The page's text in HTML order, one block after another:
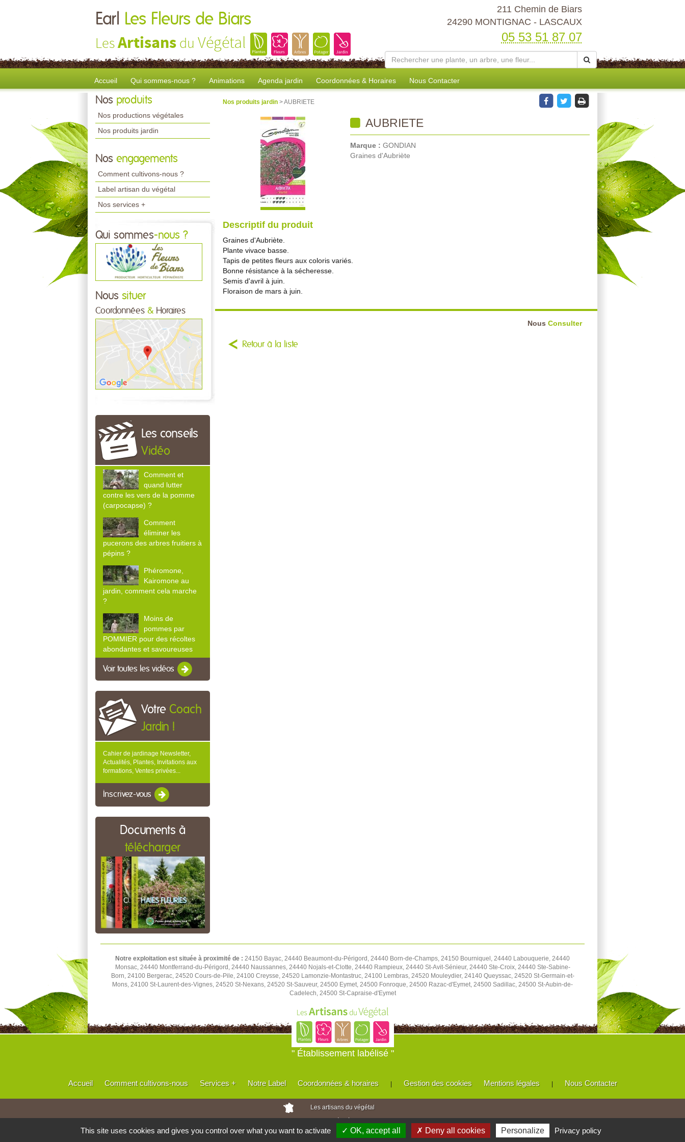
Earl Les Fleurs de Biars
LesArtisans du Végétal
211 Chemin de Biars
24290 MONTIGNAC - LASCAUX
05 53 51 87 07
Accueil Qui sommes-nous ? Animations Agenda jardin Coordonnées & Horaires Nous Contacter
Nos produits
Nos productions végétales
Nos produits jardin
Nos engagements
Comment cultivons-nous ?
Label artisan du végétal
Nos services +
Qui sommes-nous ?
Nous situer
Coordonnées & Horaires
Les conseils
Vidéo
Comment et
quand lutter
contre les vers de la pomme
(carpocapse) ?
Comment
éliminer les
pucerons des arbres fruitiers à
pépins ?
Phéromone,
Kairomone au
jardin, comment cela marche
?
Moins de
pommes par
POMMIER pour des récoltes
abondantes et savoureuses
Voir toutes les vidéos
Votre Coach
Jardin !
Cahier de jardinage Newsletter,
Actualités, Plantes, Invitations aux
formations, Ventes privées...
Inscrivez-vous
Documents à
télécharger
Nos produits jardin > AUBRIETE
AUBRIETE
Marque : GONDIAN
Graines d'Aubriète
Descriptif du produit
Graines d'Aubriète.
Plante vivace basse.
Tapis de petites fleurs aux coloris variés.
Bonne résistance à la sécheresse.
Semis d'avril à juin.
Floraison de mars à juin.
Nous Consulter
Retour à la liste
Notre exploitation est située à proximité de : 24150 Bayac, 24440 Beaumont-du-Périgord, 24440 Born-de-Champs, 24150 Bourniquel, 24440 Labouquerie, 24440
Monsac, 24440 Montferrand-du-Périgord, 24440 Naussannes, 24440 Nojals-et-Clotte, 24440 Rampieux, 24440 St-Avit-Sénieur, 24440 Ste-Croix, 24440 Ste-Sabine-
Born, 24100 Bergerac, 24520 Cours-de-Pile, 24100 Creysse, 24520 Lamonzie-Montastruc, 24100 Lembras, 24520 Mouleydier, 24140 Queyssac, 24520 St-Germain-et-
Mons, 24100 St-Laurent-des-Vignes, 24520 St-Nexans, 24520 St-Sauveur, 24500 Eymet, 24500 Fonroque, 24500 Razac-d'Eymet, 24500 Sadillac, 24500 St-Aubin-de-
Cadelech, 24500 St-Capraise-d'Eymet
" Établissement labélisé "
Accueil Comment cultivons-nous Services + Notre Label Coordonnées & horaires | Gestion des cookies Mentions légales | Nous Contacter
Les artisans du végétal
Horticulteurs et pépinièristes de France
WEBEnseignes
This site uses cookies and gives you control over what you want to activate ✓ OK, accept all ✗ Deny all cookies Personalize Privacy policy